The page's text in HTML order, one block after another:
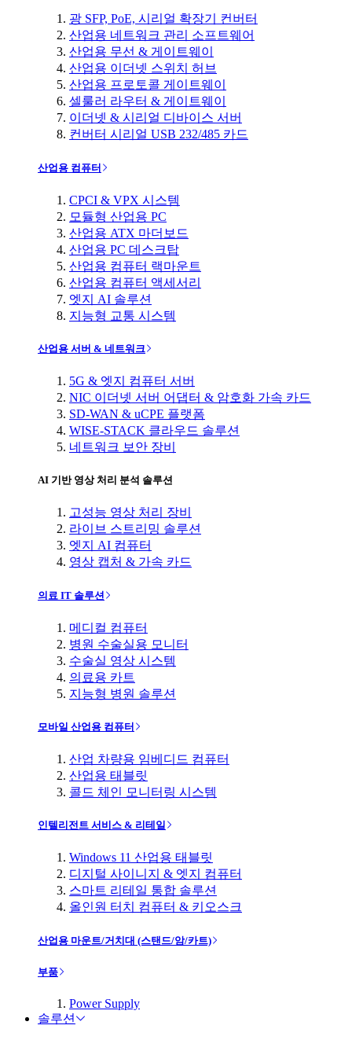
광 SFP, PoE, 시리얼 확장기 컨버터
산업용 네트워크 관리 소프트웨어
산업용 무선 & 게이트웨이
산업용 이더넷 스위치 허브
산업용 프로토콜 게이트웨이
셀룰러 라우터 & 게이트웨이
이더넷 & 시리얼 디바이스 서버
컨버터 시리얼 USB 232/485 카드
산업용 컴퓨터
CPCI & VPX 시스템
모듈형 산업용 PC
산업용 ATX 마더보드
산업용 PC 데스크탑
산업용 컴퓨터 랙마운트
산업용 컴퓨터 액세서리
엣지 AI 솔루션
지능형 교통 시스템
산업용 서버 & 네트워크
5G & 엣지 컴퓨터 서버
NIC 이더넷 서버 어댑터 & 암호화 가속 카드
SD-WAN & uCPE 플랫폼
WISE-STACK 클라우드 솔루션
네트워크 보안 장비
AI 기반 영상 처리 분석 솔루션
고성능 영상 처리 장비
라이브 스트리밍 솔루션
엣지 AI 컴퓨터
영상 캡처 & 가속 카드
의료 IT 솔루션
메디컬 컴퓨터
병원 수술실용 모니터
수술실 영상 시스템
의료용 카트
지능형 병원 솔루션
모바일 산업용 컴퓨터
산업 차량용 임베디드 컴퓨터
산업용 태블릿
콜드 체인 모니터링 시스템
인텔리전트 서비스 & 리테일
Windows 11 산업용 태블릿
디지털 사이니지 & 엣지 컴퓨터
스마트 리테일 통합 솔루션
올인원 터치 컴퓨터 & 키오스크
산업용 마운트/거치대 (스탠드/암/카트)
부품
Power Supply
솔루션